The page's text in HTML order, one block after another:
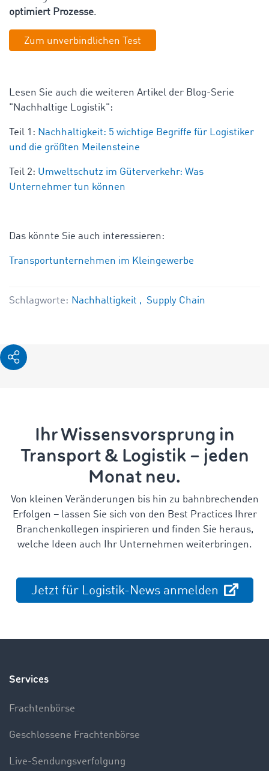
optimiert Prozesse.
Zum unverbindlichen Test
Lesen Sie auch die weiteren Artikel der Blog-Serie
"Nachhaltige Logistik":
Teil 1: Nachhaltigkeit: 5 wichtige Begriffe für Logistiker
und die größten Meilensteine
Teil 2: Umweltschutz im Güterverkehr: Was
Unternehmer tun können
Das könnte Sie auch interessieren:
Transportunternehmen im Kleingewerbe
Schlagworte: Nachhaltigkeit Supply Chain
Ihr Wissensvorsprung in
Transport & Logistik – jeden
Monat neu.
Von kleinen Veränderungen bis hin zu bahnbrechenden
Erfolgen –lassen Sie sich von den Best Practices Ihrer
Branchenkollegen inspirieren und finden Sie heraus,
welche Ideen auch Ihr Unternehmen weiterbringen.
Jetzt für Logistik-News anmelden
Services
Frachtenbörse
Geschlossene Frachtenbörse
Live-Sendungsverfolgung